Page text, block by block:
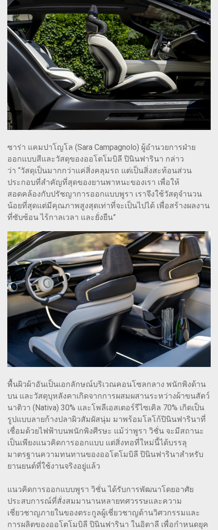
ซาร่า แคมปาโญโล (Sara Campagnolo) ผู้อำนวยการฝ่าย
ออกแบบสีและวัสดุของออโตโมบิลี ปินินฟารินา กล่าว
ว่า “วัสดุเป็นมากกว่าแค่สิ่งคลุมรถ แต่เป็นสิ่งสะท้อนส่วน
ประกอบที่สำคัญที่สุดของยานพาหนะของเรา เพื่อให้
สอดคล้องกับปรัชญาการออกแบบพูรา เราจึงใช้วัสดุจำนวน
น้อยที่สุดแต่มีคุณภาพสูงสุดเท่าที่จะเป็นไปได้ เพื่อสร้างผลงาน
ที่ซับซ้อน ไร้กาลเวลา และยั่งยืน”
พื้นผิวผ้าอันเป็นเอกลักษณ์บริเวณคอนโซลกลาง พนักพิงด้าน
บน และวัสดุบุหลังคาเกิดจากการผสมผสานระหว่างผ้าขนสัตว์
นาติวา (Nativa) 30% และโพลีเอสเตอร์รีไซเคิล 70% เกิดเป็น
รูปแบบลายก้างปลาผิวสัมผัสนุ่ม มาพร้อมโลโก้ปินินฟารินาที่
เชื่อมด้วยไฟฟ้าบนพนักพิงศีรษะ แม้ว่าพูรา วิชั่น จะมีสถานะ
เป็นเพียงแนวคิดการออกแบบ แต่สิ่งทอที่ใหม่นี้ได้บรรลุ
มาตรฐานความทนทานของออโตโมบิลี ปินินฟารินาสำหรับ
ยานยนต์ที่ใช้งานจริงอยู่แล้ว
แนวคิดการออกแบบพูรา วิชั่น ได้รับการพัฒนาโดยอาศัย
ประสบการณ์ที่สั่งสมมานานหลายทศวรรษและความ
เชี่ยวชาญภายในของตระกูลผู้เชี่ยวชาญด้านวิศวกรรมและ
การผลิตของออโตโมบิลี ปินินฟารินา ในอิตาลี เพื่อกำหนดยุค